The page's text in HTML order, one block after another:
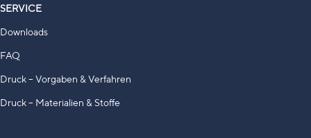
SERVICE
Downloads
FAQ
Druck – Vorgaben & Verfahren
Druck – Materialien & Stoffe